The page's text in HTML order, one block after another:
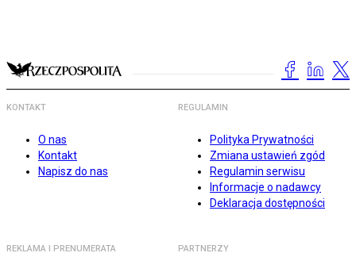
KONTAKT
O nas
Kontakt
Napisz do nas
REGULAMIN
Polityka Prywatności
Zmiana ustawień zgód
Regulamin serwisu
Informacje o nadawcy
Deklaracja dostępności
REKLAMA I PRENUMERATA PARTNERZY